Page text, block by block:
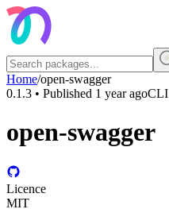
Home/open-swagger
0.1.3 • Published 1 year agoCLI
open-swagger
Licence
MIT